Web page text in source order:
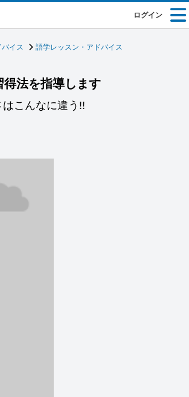
ログイン
イス
語学レッスン・アドバイス
法を指導します
こんなに違う!!